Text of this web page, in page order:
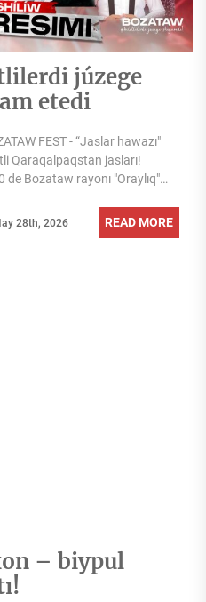
júzege
etedi
FEST - “Jaslar hawazı"
Qaraqalpaqstan jasları!
Bozataw rayonı "Oraylıq"
28th, 2026 READ MORE
– biypul